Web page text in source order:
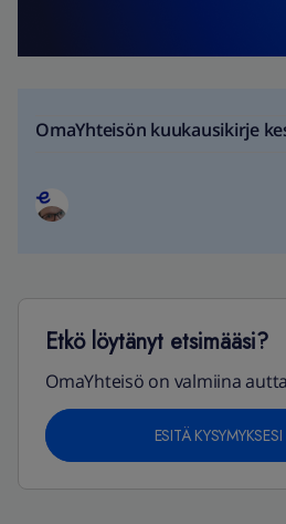
OmaYhteisön kuukausikirje
Etkö löytänyt etsimääsi?
OmaYhteisö on valmiina
ESITÄ